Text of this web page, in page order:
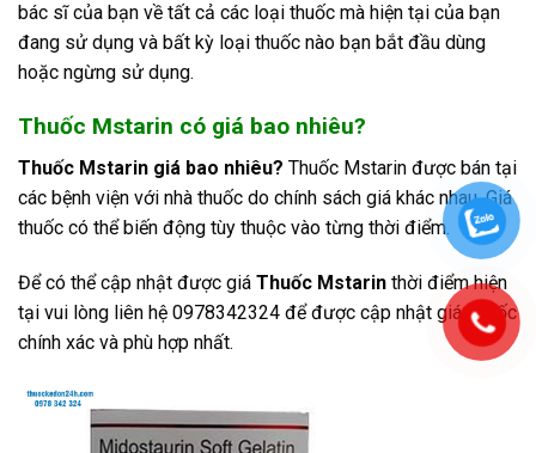
bác sĩ của bạn về tất cả các loại thuốc mà hiện tại của bạn
đang sử dụng và bất kỳ loại thuốc nào bạn bắt đầu dùng
hoặc ngừng sử dụng.
Thuốc Mstarin có giá bao nhiêu?
Thuốc Mstarin giá bao nhiêu? Thuốc Mstarin được bán tại
các bệnh viện với nhà thuốc do chính sách giá khác nhau. Giá
thuốc có thể biến động tùy thuộc vào từng thời điểm.
Để có thể cập nhật được giá Thuốc Mstarin thời điểm hiện
tại vui lòng liên hệ 0978342324 để được cập nhật giá Thuốc
chính xác và phù hợp nhất.